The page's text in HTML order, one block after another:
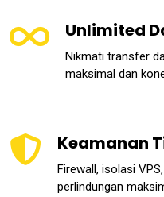
Unlimited
Nikmati transfer
maksimal dan
Keamanan
Firewall, isolasi
perlindungan